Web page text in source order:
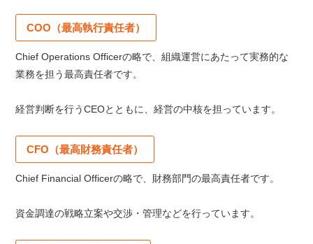
COO（最高執行責任者）
Chief Operations Officerの略で、組織運営にあたって実務的な
業務を担う最高責任者です。
経営判断を行うCEOとともに、経営の中核を担っています。
CFO（最高財務責任者）
Chief Financial Officerの略で、財務部門の最高責任者です。
資金調達の戦略立案や交渉・管理などを行っています。